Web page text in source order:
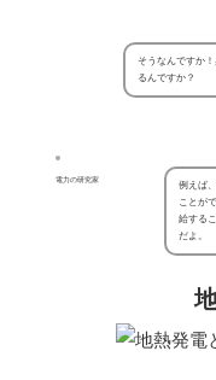
そうなんですか
るんですか？
電力の研究家
例えば
ことが
給する
だよ。